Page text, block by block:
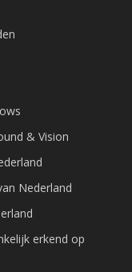
& Vision
Nederland
erkend op